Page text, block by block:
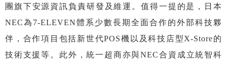
團旗下安源資訊負責研發及維運。值得一提的是，日本
NEC為7-ELEVEN體系少數長期全面合作的外部科技夥
伴，合作項目包括新世代POS機以及科技店型X-Store的
技術支援等。此外，統一超商亦與NEC合資成立統智科